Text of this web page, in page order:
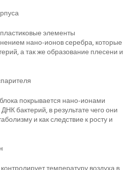
элементы
нано-ионов серебра, которые
а так же образование плесени и
покрывается нано-ионами
бактерий, в результате чего они
и как следствие к росту и